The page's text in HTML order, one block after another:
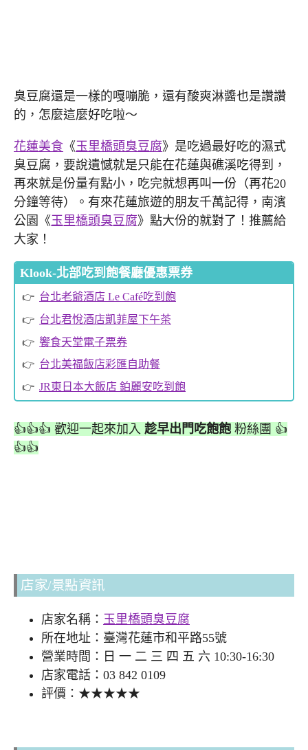
臭豆腐還是一樣的嘎嘣脆，還有酸爽淋醬也是讚讚
的，怎麼這麼好吃啦～
花蓮美食 《玉里橋頭臭豆腐》是吃過最好吃的濕式
臭豆腐，要說遺憾就是只能在花蓮與礁溪吃得到，
再來就是份量有點小，吃完就想再叫一份（再花20
分鐘等待）。有來花蓮旅遊的朋友千萬記得，南濱
公園《玉里橋頭臭豆腐》點大份的就對了！推薦給
大家！
Klook-北部吃到飽餐廳優惠票券
台北老爺酒店 Le Café吃到飽
台北君悅酒店凱菲屋下午茶
饗食天堂電子票券
台北美福飯店彩匯自助餐
JR東日本大飯店 鉑麗安吃到飽
👍👍👍 歡迎一起來加入 趁早出門吃飽飽 粉絲團 👍
👍👍
店家/景點資訊
店家名稱： 玉里橋頭臭豆腐
所在地址：臺灣花蓮市和平路55號
營業時間：日 一 二 三 四 五 六 10:30-16:30
店家電話：03 842 0109
評價：★★★★★